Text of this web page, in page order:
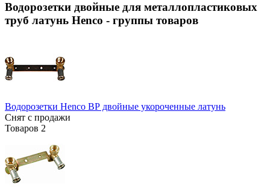
Водорозетки двойные для металлопластиковых
труб латунь Henco - группы товаров
Водорозетки Henco ВР двойные укороченные латунь
Снят с продажи
Товаров 2